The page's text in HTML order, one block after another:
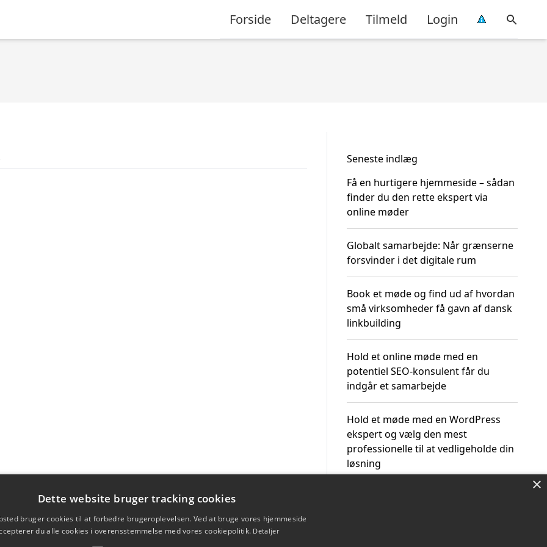
Forside Deltagere Tilmeld Login
Seneste indlæg
Få en hurtigere hjemmeside – sådan
finder du den rette ekspert via
online møder
Globalt samarbejde: Når grænserne
forsvinder i det digitale rum
Book et møde og find ud af hvordan
små virksomheder få gavn af dansk
linkbuilding
Hold et online møde med en
potentiel SEO-konsulent får du
indgår et samarbejde
Hold et møde med en WordPress
ekspert og vælg den mest
professionelle til at vedligeholde din
løsning
×
Dette website bruger tracking cookies
bruger cookies til at forbedre brugeroplevelsen. Ved at bruge vores hjemmeside
du alle cookies i overensstemmelse med vores cookiepolitik. Detaljer